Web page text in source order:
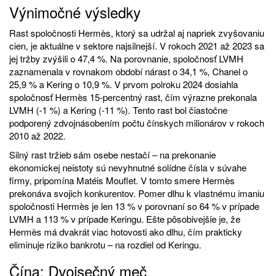
Výnimočné výsledky
Rast spoločnosti Hermès, ktorý sa udržal aj napriek zvyšovaniu
cien, je aktuálne v sektore najsilnejší. V rokoch 2021 až 2023 sa
jej tržby zvýšili o 47,4 %. Na porovnanie, spoločnosť LVMH
zaznamenala v rovnakom období nárast o 34,1 %, Chanel o
25,9 % a Kering o 10,9 %. V prvom polroku 2024 dosiahla
spoločnosť Hermès 15-percentný rast, čím výrazne prekonala
LVMH (-1 %) a Kering (-11 %). Tento rast bol čiastočne
podporený zdvojnásobením počtu čínskych milionárov v rokoch
2010 až 2022.
Silný rast tržieb sám osebe nestačí – na prekonanie
ekonomickej neistoty sú nevyhnutné solídne čísla v súvahe
firmy, pripomína Matéis Mouflet. V tomto smere Hermès
prekonáva svojich konkurentov. Pomer dlhu k vlastnému imaniu
spoločnosti Hermès je len 13 % v porovnaní so 64 % v prípade
LVMH a 113 % v prípade Keringu. Ešte pôsobivejšie je, že
Hermès má dvakrát viac hotovosti ako dlhu, čím prakticky
eliminuje riziko bankrotu – na rozdiel od Keringu.
Čína: Dvojsečný meč